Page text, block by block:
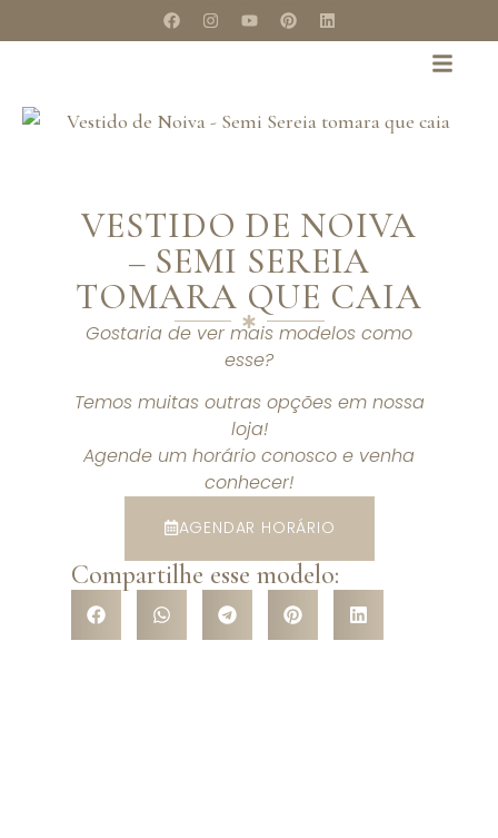
VESTIDO DE NOIVA
– SEMI SEREIA
TOMARA QUE CAIA
Gostaria de ver mais modelos como
esse?
Temos muitas outras opções em nossa
loja!
Agende um horário conosco e venha
conhecer!
AGENDAR HORÁRIO
Compartilhe esse modelo: